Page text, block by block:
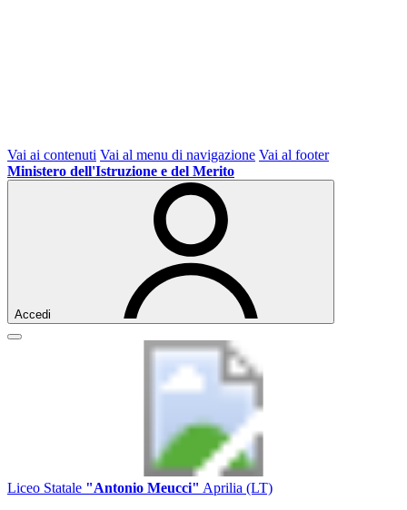
Vai ai contenuti Vai al menu di navigazione Vai al footer
Ministero dell'Istruzione e del Merito
Accedi
Liceo Statale "Antonio Meucci" Aprilia (LT)